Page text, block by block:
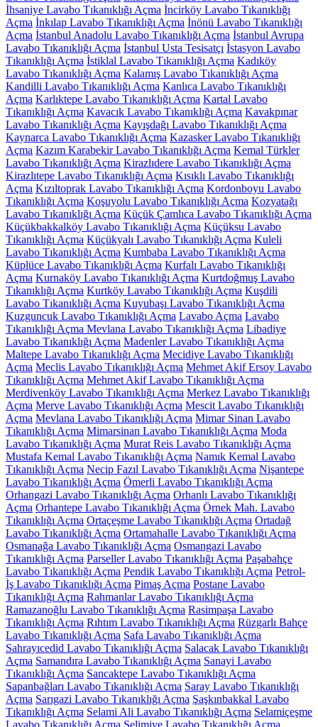
İhsaniye Lavabo Tıkanıklığı Açma İncirköy Lavabo Tıkanıklığı
Açma İnkılap Lavabo Tıkanıklığı Açma İnönü Lavabo Tıkanıklığı
Açma İstanbul Anadolu Lavabo Tıkanıklığı Açma İstanbul Avrupa
Lavabo Tıkanıklığı Açma İstanbul Usta Tesisatçı İstasyon Lavabo
Tıkanıklığı Açma İstiklal Lavabo Tıkanıklığı Açma Kadıköy
Lavabo Tıkanıklığı Açma Kalamış Lavabo Tıkanıklığı Açma
Kandilli Lavabo Tıkanıklığı Açma Kanlıca Lavabo Tıkanıklığı
Açma Karlıktepe Lavabo Tıkanıklığı Açma Kartal Lavabo
Tıkanıklığı Açma Kavacık Lavabo Tıkanıklığı Açma Kavakpınar
Lavabo Tıkanıklığı Açma Kayışdağı Lavabo Tıkanıklığı Açma
Kaynarca Lavabo Tıkanıklığı Açma Kazasker Lavabo Tıkanıklığı
Açma Kazım Karabekir Lavabo Tıkanıklığı Açma Kemal Türkler
Lavabo Tıkanıklığı Açma Kirazlıdere Lavabo Tıkanıklığı Açma
Kirazlıtepe Lavabo Tıkanıklığı Açma Kısıklı Lavabo Tıkanıklığı
Açma Kızıltoprak Lavabo Tıkanıklığı Açma Kordonboyu Lavabo
Tıkanıklığı Açma Koşuyolu Lavabo Tıkanıklığı Açma Kozyatağı
Lavabo Tıkanıklığı Açma Küçük Çamlıca Lavabo Tıkanıklığı Açma
Küçükbakkalköy Lavabo Tıkanıklığı Açma Küçüksu Lavabo
Tıkanıklığı Açma Küçükyalı Lavabo Tıkanıklığı Açma Kuleli
Lavabo Tıkanıklığı Açma Kumbaba Lavabo Tıkanıklığı Açma
Küplüce Lavabo Tıkanıklığı Açma Kurfalı Lavabo Tıkanıklığı
Açma Kurnaköy Lavabo Tıkanıklığı Açma Kurtdoğmuş Lavabo
Tıkanıklığı Açma Kurtköy Lavabo Tıkanıklığı Açma Kuşdili
Lavabo Tıkanıklığı Açma Kuyubaşı Lavabo Tıkanıklığı Açma
Kuzguncuk Lavabo Tıkanıklığı Açma Lavabo Açma Lavabo
Tıkanıklığı Açma Mevlana Lavabo Tıkanıklığı Açma Libadiye
Lavabo Tıkanıklığı Açma Madenler Lavabo Tıkanıklığı Açma
Maltepe Lavabo Tıkanıklığı Açma Mecidiye Lavabo Tıkanıklığı
Açma Meclis Lavabo Tıkanıklığı Açma Mehmet Akif Ersoy Lavabo
Tıkanıklığı Açma Mehmet Akif Lavabo Tıkanıklığı Açma
Merdivenköy Lavabo Tıkanıklığı Açma Merkez Lavabo Tıkanıklığı
Açma Merve Lavabo Tıkanıklığı Açma Mescit Lavabo Tıkanıklığı
Açma Mevlana Lavabo Tıkanıklığı Açma Mimar Sinan Lavabo
Tıkanıklığı Açma Mimarsinan Lavabo Tıkanıklığı Açma Moda
Lavabo Tıkanıklığı Açma Murat Reis Lavabo Tıkanıklığı Açma
Mustafa Kemal Lavabo Tıkanıklığı Açma Namık Kemal Lavabo
Tıkanıklığı Açma Necip Fazıl Lavabo Tıkanıklığı Açma Nişantepe
Lavabo Tıkanıklığı Açma Ömerli Lavabo Tıkanıklığı Açma
Orhangazi Lavabo Tıkanıklığı Açma Orhanlı Lavabo Tıkanıklığı
Açma Orhantepe Lavabo Tıkanıklığı Açma Örnek Mah. Lavabo
Tıkanıklığı Açma Ortaçeşme Lavabo Tıkanıklığı Açma Ortadağ
Lavabo Tıkanıklığı Açma Ortamahalle Lavabo Tıkanıklığı Açma
Osmanağa Lavabo Tıkanıklığı Açma Osmangazi Lavabo
Tıkanıklığı Açma Parseller Lavabo Tıkanıklığı Açma Paşabahçe
Lavabo Tıkanıklığı Açma Pendik Lavabo Tıkanıklığı Açma Petrol-
İş Lavabo Tıkanıklığı Açma Pimaş Açma Postane Lavabo
Tıkanıklığı Açma Rahmanlar Lavabo Tıkanıklığı Açma
Ramazanoğlu Lavabo Tıkanıklığı Açma Rasimpaşa Lavabo
Tıkanıklığı Açma Rıhtım Lavabo Tıkanıklığı Açma Rüzgarlı Bahçe
Lavabo Tıkanıklığı Açma Safa Lavabo Tıkanıklığı Açma
Sahrayıcedid Lavabo Tıkanıklığı Açma Salacak Lavabo Tıkanıklığı
Açma Samandıra Lavabo Tıkanıklığı Açma Sanayi Lavabo
Tıkanıklığı Açma Sancaktepe Lavabo Tıkanıklığı Açma
Sapanbağları Lavabo Tıkanıklığı Açma Saray Lavabo Tıkanıklığı
Açma Sarıgazi Lavabo Tıkanıklığı Açma Şaşkınbakkal Lavabo
Tıkanıklığı Açma Selami Ali Lavabo Tıkanıklığı Açma Selamiçeşme